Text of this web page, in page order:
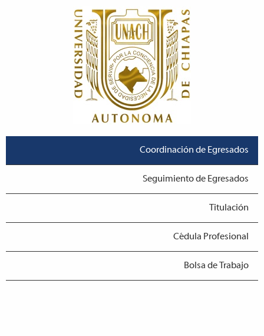
Coordinación de Egresados
Seguimiento de Egresados
Titulación
Cédula Profesional
Bolsa de Trabajo